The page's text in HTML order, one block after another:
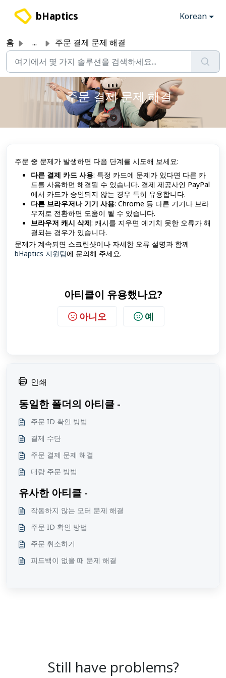
bHaptics Korean
홈 ... 주문 결제 문제 해결
주문 결제 문제 해결
주문 중 문제가 발생하면 다음 단계를 시도해 보세요:
다른 결제 카드 사용: 특정 카드에 문제가 있다면 다른 카
드를 사용하면 해결될 수 있습니다. 결제 제공사인 PayPal
에서 카드가 승인되지 않는 경우 특히 유용합니다.
다른 브라우저나 기기 사용: Chrome 등 다른 기기나 브라
우저로 전환하면 도움이 될 수 있습니다.
브라우저 캐시 삭제: 캐시를 지우면 예기치 못한 오류가 해
결되는 경우가 있습니다.
문제가 계속되면 스크린샷이나 자세한 오류 설명과 함께
bHaptics 지원팀에 문의해 주세요.
아티클이 유용했나요?
아니오 예
인쇄
동일한 폴더의 아티클 -
주문 ID 확인 방법
결제 수단
주문 결제 문제 해결
대량 주문 방법
유사한 아티클 -
작동하지 않는 모터 문제 해결
주문 ID 확인 방법
주문 취소하기
피드백이 없을 때 문제 해결
Still have problems?